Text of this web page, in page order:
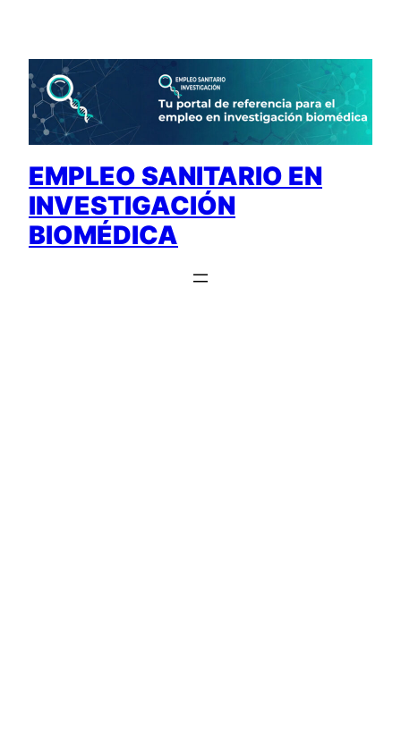
contenido
EMPLEO SANITARIO EN
INVESTIGACIÓN
BIOMÉDICA